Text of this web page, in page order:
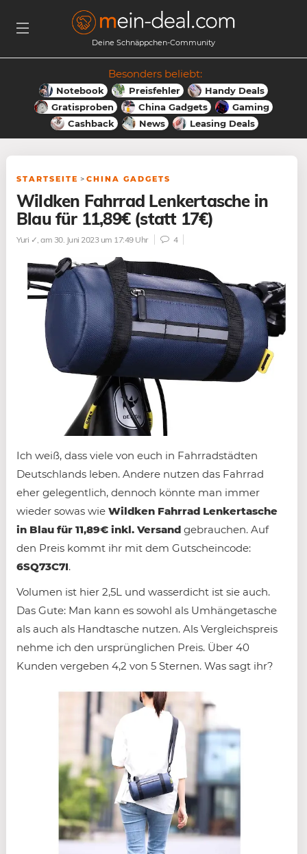
Deine Schnäppchen-Community
Besonders beliebt:
Notebook Preisfehler
Handy Deals
Gratisproben
China Gadgets
Gaming
Cashback
News Leasing Deals
STARTSEITE > CHINA GADGETS
Wildken Fahrrad Lenkertasche in
Blau für 11,89€ (statt 17€)
Yuri ✓, am 30. Juni 2023 um 17:49 Uhr 4
Ich weiß, dass viele von euch in Fahrradstädten
Deutschlands leben. Andere nutzen das Fahrrad
eher gelegentlich, dennoch könnte man immer
wieder sowas wie Wildken Fahrrad Lenkertasche
in Blau für 11,89€ inkl. Versand gebrauchen. Auf
den Preis kommt ihr mit dem Gutscheincode:
6SQ73C7I.
Volumen ist hier 2,5L und wasserdicht ist sie auch.
Das Gute: Man kann es sowohl als Umhängetasche
als auch als Handtasche nutzen. Als Vergleichspreis
nehme ich den ursprünglichen Preis. Über 40
Kunden vergeben 4,2 von 5 Sternen. Was sagt ihr?